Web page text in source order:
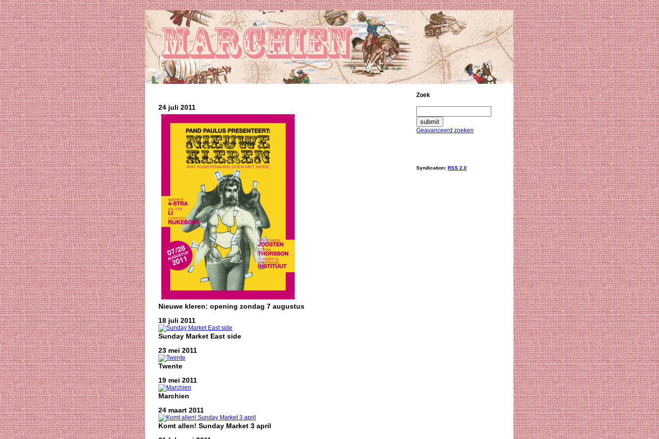
24 juli 2011
Nieuwe kleren: opening zondag 7 augustus
18 juli 2011
Sunday Market East side
23 mei 2011
Twente
19 mei 2011
Marchien
24 maart 2011
Komt allen! Sunday Market 3 april
Zoek
Geavanceerd zoeken
Syndication: RSS 2.0